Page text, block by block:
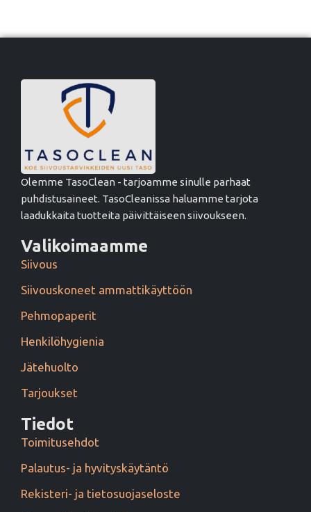
Olemme TasoClean - tarjoamme sinulle parhaat
puhdistusaineet. TasoCleanissa haluamme tarjota
laadukkaita tuotteita päivittäiseen siivoukseen.
Valikoimaamme
Siivous
Siivouskoneet ammattikäyttöön
Pehmopaperit
Henkilöhygienia
Jätehuolto
Tarjoukset
Tiedot
Toimitusehdot
Palautus- ja hyvityskäytäntö
Rekisteri- ja tietosuojaseloste